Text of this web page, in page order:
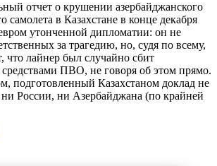
отчет о крушении азербайджанского
самолета в Казахстане в конце декабря
утонченной дипломатии: он не
за трагедию, но, судя по всему,
что лайнер был случайно сбит
ПВО, не говоря об этом прямо.
подготовленный Казахстаном доклад не
ни России, ни Азербайджана (по крайней